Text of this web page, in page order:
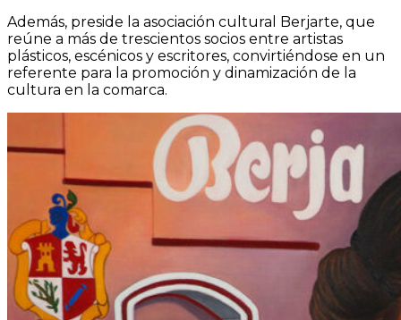
Además, preside la asociación cultural Berjarte, que
reúne a más de trescientos socios entre artistas
plásticos, escénicos y escritores, convirtiéndose en un
referente para la promoción y dinamización de la
cultura en la comarca.